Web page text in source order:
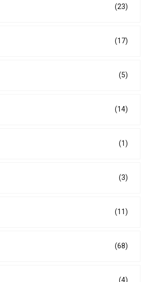
(23)
(17)
(5)
(14)
(1)
(3)
(11)
(68)
(4)